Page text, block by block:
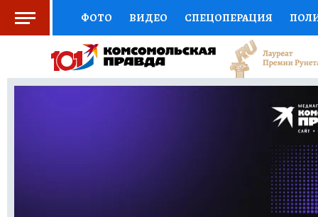
ФОТО ВИДЕО СПЕЦОПЕРАЦИЯ
СОЦПОДДЕРЖКА НАУКА
НАЦИОНАЛЬНЫЕ ПРОЕКТЫ РОССИИ
ПУТЕВОДИТЕЛЬ
НОВОЕ НА САЙТЕ